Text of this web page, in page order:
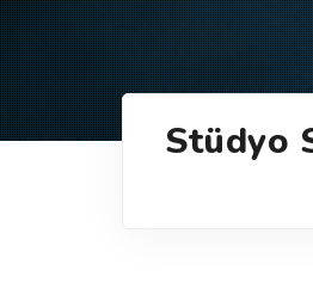
Stüdyo